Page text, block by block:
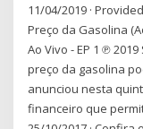
11/04/2019 ·
Preço da Gasolina
Ao Vivo - EP 1 ℗
preço da gasolina
anunciou nesta
financeiro que